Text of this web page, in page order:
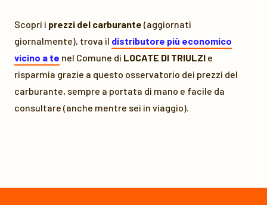
Scopri i prezzi del carburante (aggiornati
giornalmente), trova il distributore più economico
vicino a te nel Comune di LOCATE DI TRIULZI e
risparmia grazie a questo osservatorio dei prezzi del
carburante, sempre a portata di mano e facile da
consultare (anche mentre sei in viaggio).